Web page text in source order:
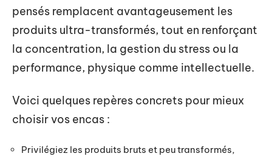
pensés remplacent avantageusement les
produits ultra-transformés, tout en renforçant
la concentration, la gestion du stress ou la
performance, physique comme intellectuelle.
Voici quelques repères concrets pour mieux
choisir vos encas :
Privilégiez les produits bruts et peu transformés,